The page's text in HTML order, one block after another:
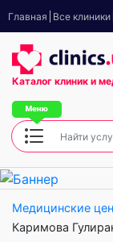
Главная Все клиники
Каталог клиник и
Медицинские
Каримова